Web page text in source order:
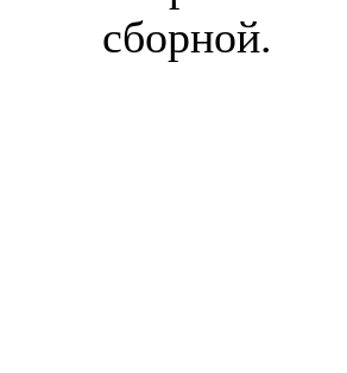
сборной.